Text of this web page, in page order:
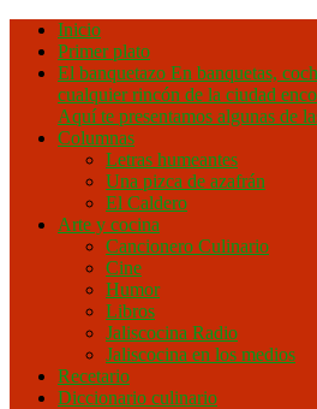
Inicio
Primer plato
El banquetazo En banquetas,
cualquier rincón de la ciudad
Aquí te presentamos algunas de
Columnas
Letras humeantes
Una pizca de azafrán
El Caldero
Arte y cocina
Cancionero Culinario
Cine
Humor
Libros
Jaliscocina Radio
Jaliscocina en los medios
Recetario
Diccionario culinario